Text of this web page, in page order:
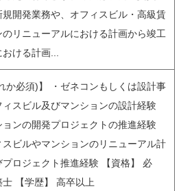
規開発業務や、オフィスビル・高級賃
リニューアルにおける計画から竣工
ける計画...
か必須)】 ・ゼネコンもしくは設計事
スビル及びマンションの設計経験
ョンの開発プロジェクトの推進経験
スビルやマンションのリニューアル計
ロジェクト推進経験 【資格】 必
【学歴】 高卒以上